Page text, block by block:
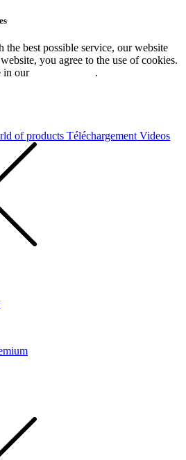
best possible service, our website
you agree to the use of cookies.
in our
.
of products Téléchargement Videos